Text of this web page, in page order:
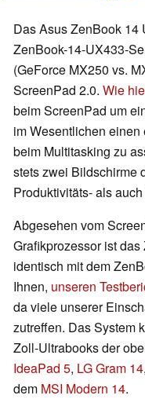
Das Asus ZenBook 14
ZenBook-14-UX433-
(GeForce MX250 vs.
ScreenPad 2.0. Wie
beim ScreenPad um
im Wesentlichen
beim Multitasking zu
stets zwei Bildschirme
Produktivitäts- als
Abgesehen vom
Grafikprozessor ist
identisch mit dem
Ihnen, unseren
da viele unserer
zutreffen. Das System
Zoll-Ultrabooks der
IdeaPad 5, LG Gram 14,
dem MSI Modern 14.